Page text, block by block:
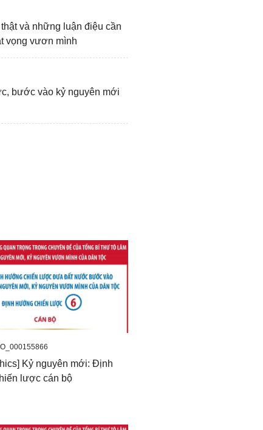
ở khu vực và trên
Việt Nam hòa bình,
mạng thế giới”.
và những luận điệu cần
vọng vươn mình
bước vào kỷ nguyên mới
Kỷ nguyên mới: Định
lược cán bộ